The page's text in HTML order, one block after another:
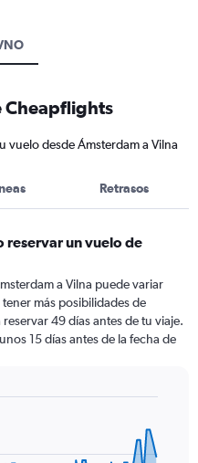
Cheapflights
vuelo desde Ámsterdam a Vilna
Retrasos
reservar un vuelo de
a Vilna puede variar
más posibilidades de
49 días antes de tu viaje.
15 días antes de la fecha de